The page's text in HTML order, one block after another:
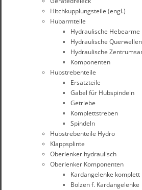
Hitchkupplungsteile (engl.)
Hubarmteile
Hydraulische Hebearme
Hydraulische Querwellen
Hydraulische
Komponenten
Hubstrebenteile
Ersatzteile
Gabel für Hubspindeln
Getriebe
Komplettstreben
Spindeln
Hubstrebenteile Hydro
Klappsplinte
Oberlenker hydraulisch
Oberlenker Komponenten
Kardangelenke komplett
Bolzen f. Kardangelenke